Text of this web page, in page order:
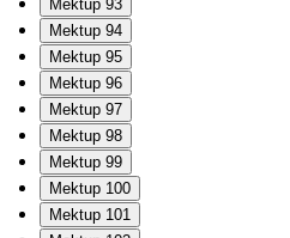
Mektup 93
Mektup 94
Mektup 95
Mektup 96
Mektup 97
Mektup 98
Mektup 99
Mektup 100
Mektup 101